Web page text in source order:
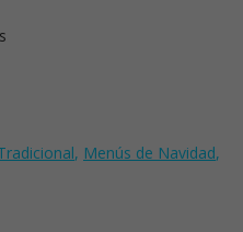
, Menús de Navidad,